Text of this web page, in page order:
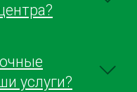
услуги?